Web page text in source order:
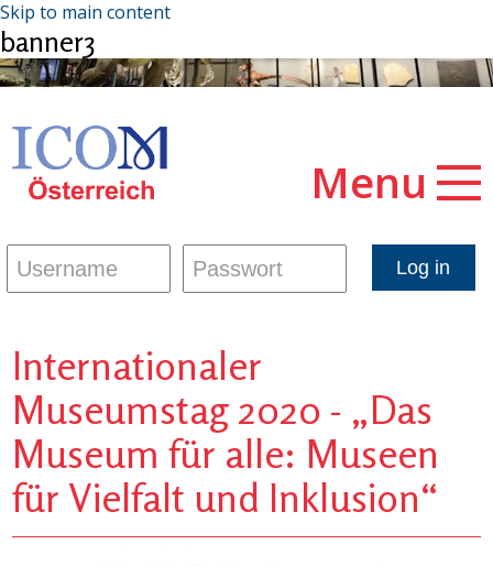
Skip to main content
banner3
Menu
Internationaler
Museumstag 2020 - „Das
Museum für alle: Museen
für Vielfalt und Inklusion“